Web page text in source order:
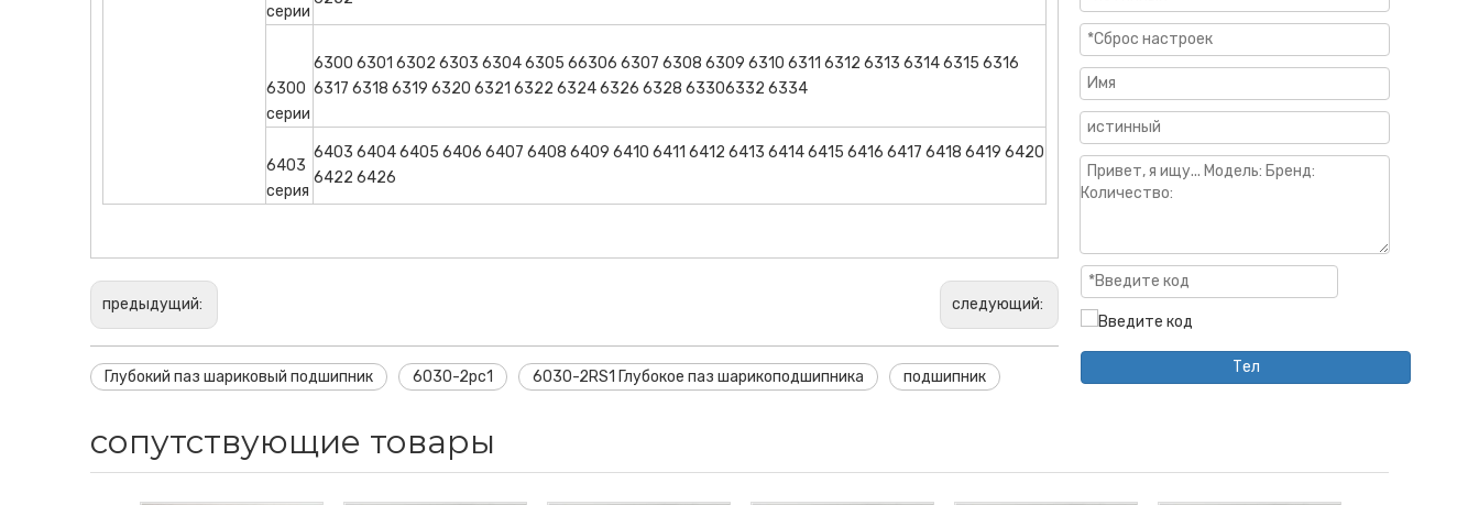
серии
6300
серии
6300 6301 6302 6303 6304 6305 66306 6307 6308 6309 6310 6311 6312 6313 6314 6315 6316
6317 6318 6319 6320 6321 6322 6324 6326 6328 63306332 6334
6403
серия
6403 6404 6405 6406 6407 6408 6409 6410 6411 6412 6413 6414 6415 6416 6417 6418 6419 6420
6422 6426
предыдущий: следующий:
Глубокий паз шариковый подшипник 6030-2рс1 6030-2RS1 Глубокое паз шарикоподшипника подшипник
Тел
сопутствующие товары